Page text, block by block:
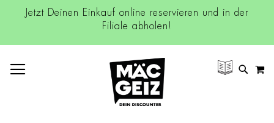
Jetzt Deinen Einkauf online reservieren und in der
Filiale abholen!
SUCHE